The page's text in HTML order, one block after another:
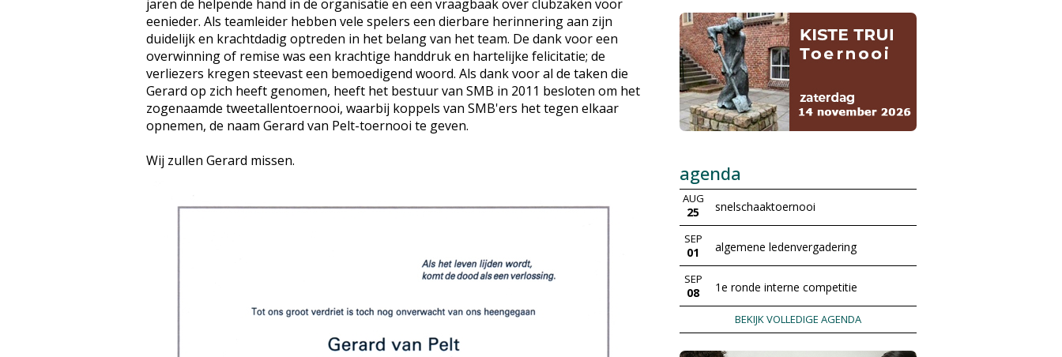
jaren de helpende hand in de organisatie en een vraagbaak over clubzaken voor
eenieder. Als teamleider hebben vele spelers een dierbare herinnering aan zijn
duidelijk en krachtdadig optreden in het belang van het team. De dank voor een
overwinning of remise was een krachtige handdruk en hartelijke felicitatie; de
verliezers kregen steevast een bemoedigend woord. Als dank voor al de taken die
Gerard op zich heeft genomen, heeft het bestuur van SMB in 2011 besloten om het
zogenaamde tweetallentoernooi, waarbij koppels van SMB'ers het tegen elkaar
opnemen, de naam Gerard van Pelt-toernooi te geven.
Wij zullen Gerard missen.
agenda
AUG
25 snelschaaktoernooi
SEP
01 algemene ledenvergadering
SEP
08 1e ronde interne competitie
BEKIJK VOLLEDIGE AGENDA